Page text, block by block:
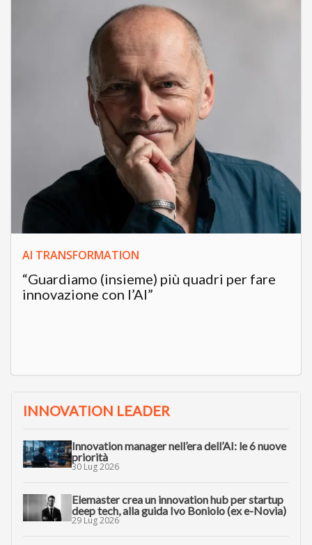
AI TRANSFORMATION
“Guardiamo (insieme) più quadri per fare
innovazione con l’AI”
INNOVATION LEADER
Innovation manager nell’era dell’AI: le 6 nuove
priorità
30 Lug 2026
Elemaster crea un innovation hub per startup
deep tech, alla guida Ivo Boniolo (ex e-Novia)
29 Lug 2026